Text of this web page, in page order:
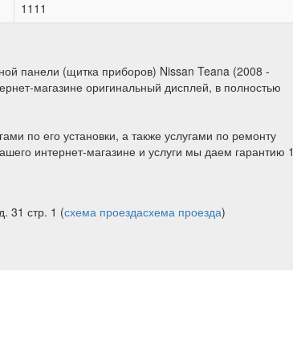
1111
панели (щитка приборов) Nissan Teana (2008 -
магазине оригинальный дисплей, в полностью
по его установки, а также услугами по ремонту
интернет-магазине и услуги мы даем гарантию 1
31 стр. 1 (схема проездасхема проезда)